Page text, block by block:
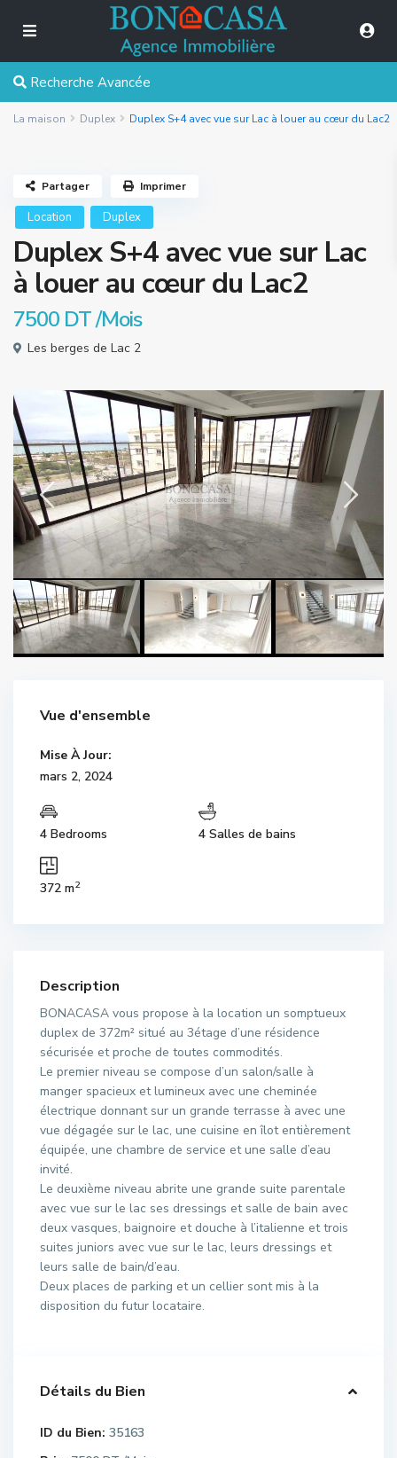
Recherche Avancée
La maison Duplex Duplex S+4 avec vue sur Lac à louer au cœur du Lac2
Location Duplex
Duplex S+4 avec vue sur Lac
à louer au cœur du Lac2
7500 DT/Mois
Les berges de Lac 2
Partager Imprimer
Vue d'ensemble
Mise À Jour:
mars 2, 2024
4 Bedrooms 4 Salles de bains
372 m2
Description
BONACASA vous propose à la location un somptueux
duplex de 372m² situé au 3étage d’une résidence
sécurisée et proche de toutes commodités.
Le premier niveau se compose d’un salon/salle à
manger spacieux et lumineux avec une cheminée
électrique donnant sur un grande terrasse à avec une
vue dégagée sur le lac, une cuisine en îlot entièrement
équipée, une chambre de service et une salle d’eau
invité.
Le deuxième niveau abrite une grande suite parentale
avec vue sur le lac ses dressings et salle de bain avec
deux vasques, baignoire et douche à l’italienne et trois
suites juniors avec vue sur le lac, leurs dressings et
leurs salle de bain/d’eau.
Deux places de parking et un cellier sont mis à la
disposition du futur locataire.
Détails du Bien
ID du Bien: 35163